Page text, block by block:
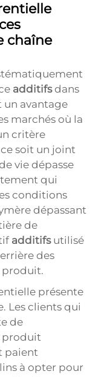
chaîne
additifsdans
avantage
marchés où la
critère
soit un joint
vie dépasse
qui
conditions
dépassant
de
additifs utilisé
des
produit.
présente
Les clients qui
de
produit
paient
à opter pour